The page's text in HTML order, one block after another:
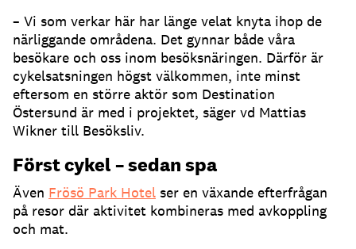
– Vi som verkar här har länge velat knyta ihop de
närliggande områdena. Det gynnar både våra
besökare och oss inom besöksnäringen. Därför är
cykelsatsningen högst välkommen, inte minst
eftersom en större aktör som Destination
Östersund är med i projektet, säger vd Mattias
Wikner till Besöksliv.
Först cykel – sedan spa
Även Frösö Park Hotel ser en växande efterfrågan
på resor där aktivitet kombineras med avkoppling
och mat.